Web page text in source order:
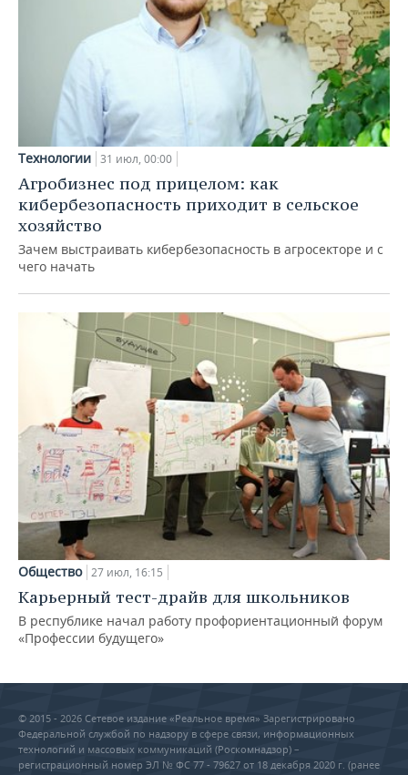
Технологии 31 июл, 00:00
Агробизнес под прицелом: как
кибербезопасность приходит в сельское
хозяйство
Зачем выстраивать кибербезопасность в агросекторе и с
чего начать
Общество 27 июл, 16:15
Карьерный тест-драйв для школьников
В республике начал работу профориентационный форум
«Профессии будущего»
© 2015 - 2026 Сетевое издание «Реальное время» Зарегистрировано
Федеральной службой по надзору в сфере связи, информационных
технологий и массовых коммуникаций (Роскомнадзор) –
регистрационный номер ЭЛ № ФС 77 - 79627 от 18 декабря 2020 г. (ранее